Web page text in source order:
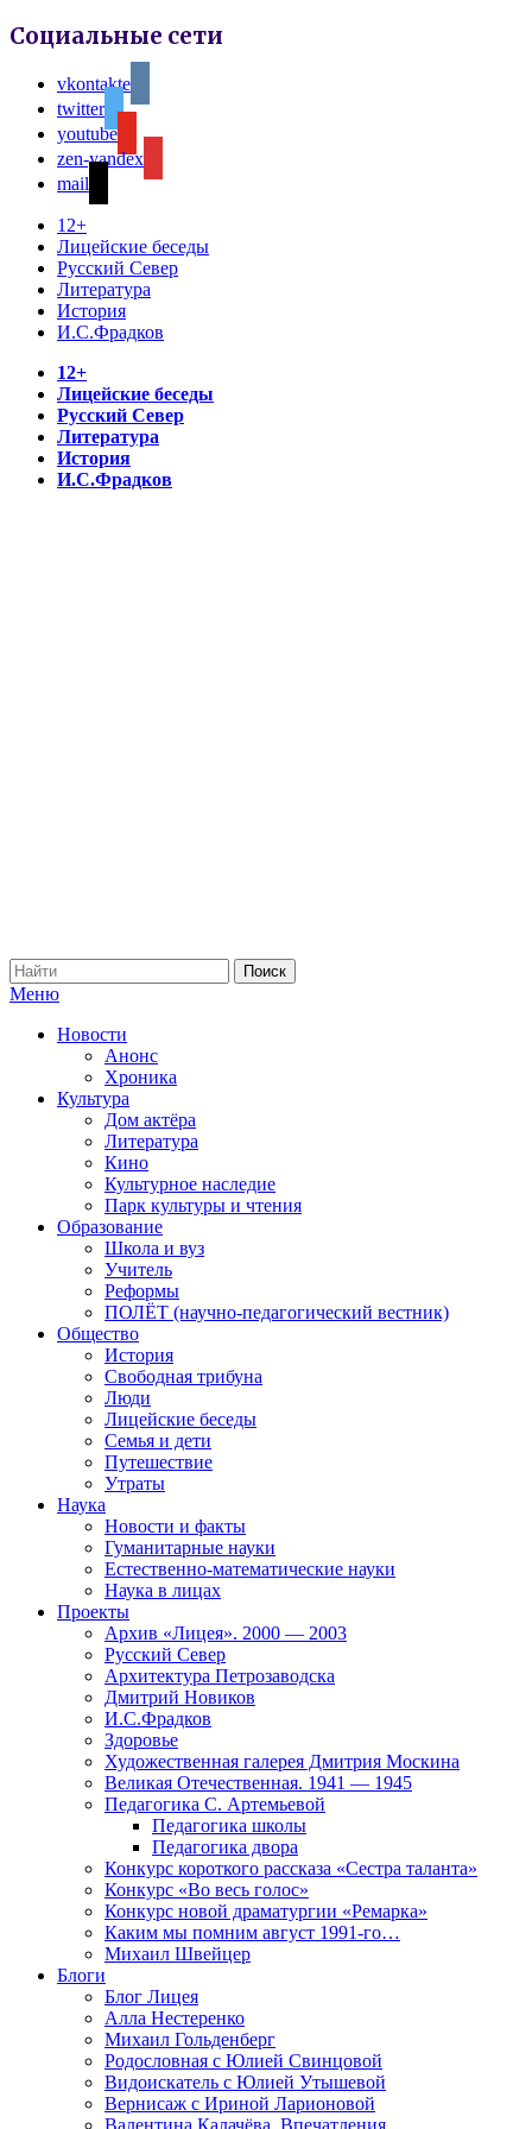
Социальные сети
vkontakte
twitter
youtube
zen-yandex
mail
12+
Лицейские беседы
Русский Север
Литература
История
И.С.Фрадков
12+
Лицейские беседы
Русский Север
Литература
История
И.С.Фрадков
Меню
Новости
Анонс
Хроника
Культура
Дом актёра
Литература
Кино
Культурное наследие
Парк культуры и чтения
Образование
Школа и вуз
Учитель
Реформы
ПОЛЁТ (научно-педагогический вестник)
Общество
История
Свободная трибуна
Люди
Лицейские беседы
Семья и дети
Путешествие
Утраты
Наука
Новости и факты
Гуманитарные науки
Естественно-математические науки
Наука в лицах
Проекты
Архив «Лицея». 2000 — 2003
Русский Север
Архитектура Петрозаводска
Дмитрий Новиков
И.С.Фрадков
Здоровье
Художественная галерея Дмитрия Москина
Великая Отечественная. 1941 — 1945
Педагогика С. Артемьевой
Педагогика школы
Педагогика двора
Конкурс короткого рассказа «Сестра таланта»
Конкурс «Во весь голос»
Конкурс новой драматургии «Ремарка»
Каким мы помним август 1991-го…
Михаил Швейцер
Блоги
Блог Лицея
Алла Нестеренко
Михаил Гольденберг
Родословная с Юлией Свинцовой
Видоискатель с Юлией Утышевой
Вернисаж с Ириной Ларионовой